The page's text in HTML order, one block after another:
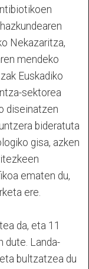
Nekazaritza,
mendeko
Euskadiko
sektorea
diseinatzen
bideratuta
gisa, azken
ematen du,
ere.
da, eta 11
dute. Landa-
bultzatzea du